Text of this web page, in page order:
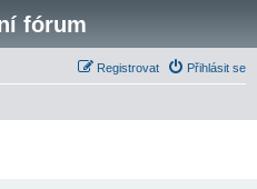
fórum
Přihlásit se
Registrovat